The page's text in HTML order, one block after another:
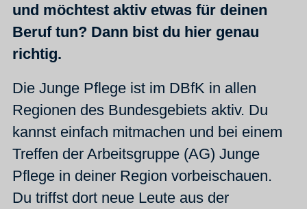
und möchtest aktiv etwas für deinen
Beruf tun? Dann bist du hier genau
richtig.
Die Junge Pflege ist im DBfK in allen
Regionen des Bundesgebiets aktiv. Du
kannst einfach mitmachen und bei einem
Treffen der Arbeitsgruppe (AG) Junge
Pflege in deiner Region vorbeischauen.
Du triffst dort neue Leute aus der